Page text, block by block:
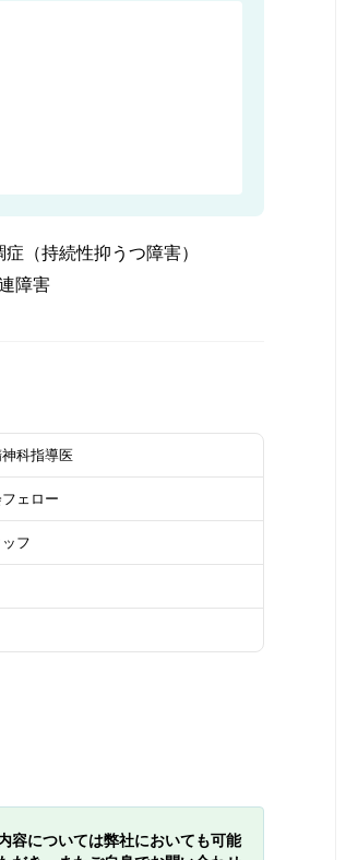
症（持続性抑うつ障害）
障害
科指導医
ェロー
フ
容については弊社においても可能